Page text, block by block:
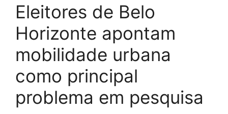
Eleitores de Belo
Horizonte apontam
mobilidade urbana
como principal
problema em pesquisa